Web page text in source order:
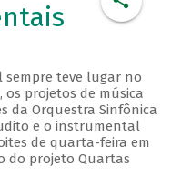
teve lugar no
os projetos de música
da Orquestra Sinfônica
e o instrumental
de quarta-feira em
do projeto Quartas